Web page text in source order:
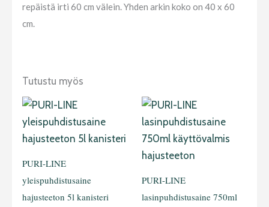
repäistä irti 60 cm välein. Yhden arkin koko on 40 x 60
cm.
Tutustu myös
PURI-LINE
yleispuhdistusaine
hajusteeton 5l kanisteri
PURI-LINE
lasinpuhdistusaine 750ml